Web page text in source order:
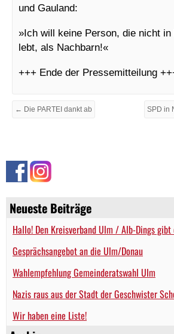
Neueste Beiträge
Hallo! Den Kreisverband Ulm / Alb-Dings gibt
Gesprächsangebot an die Ulm/Donau
Wahlempfehlung Gemeinderatswahl Ulm
Nazis raus aus der Stadt der Geschwister
Wir haben eine Liste!
und Gauland:
»Ich will keine Person, die nicht in
lebt, als Nachbarn!«
+++ Ende der Pressemitteilung
← Die PARTEI dankt ab SPD in